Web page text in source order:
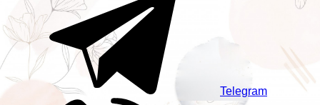
Telegram